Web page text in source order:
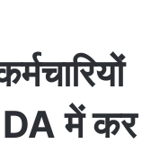
DA में कर